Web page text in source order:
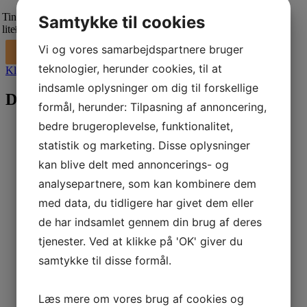
-
Tina Trolley - Push-bin affaldsspand i hvid - 52
liter antal
Tilføj til kurv
Klik her for råd, pris og leasing
Du kunne også være interesseret i…
Komplet teleskobskaft og fremfører
kr.140,00 kr.175,00inkl. moms
Blå microfiber mopper 42 cm – 1
stk
Samtykke til cookies
Vi og vores samarbejdspartnere bruger
teknologier, herunder cookies, til at
indsamle oplysninger om dig til forskellige
formål, herunder: Tilpasning af annoncering,
bedre brugeroplevelse, funktionalitet,
statistik og marketing. Disse oplysninger
kan blive delt med annoncerings- og
analysepartnere, som kan kombinere dem
med data, du tidligere har givet dem eller
de har indsamlet gennem din brug af deres
tjenester. Ved at klikke på 'OK' giver du
samtykke til disse formål.
Læs mere om vores brug af cookies og